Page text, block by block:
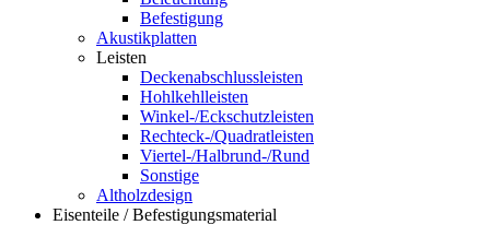
Befestigung
Akustikplatten
Leisten
Deckenabschlussleisten
Hohlkehlleisten
Winkel-/Eckschutzleisten
Rechteck-/Quadratleisten
Viertel-/Halbrund-/Rund
Sonstige
Altholzdesign
Eisenteile / Befestigungsmaterial